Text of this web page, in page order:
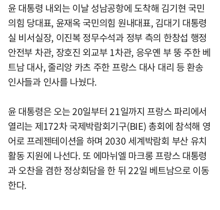
윤 대통령 내외는 이날 성남공항에 도착해 김기현 국민
의힘 당대표, 윤재옥 국민의힘 원내대표, 김대기 대통령
실 비서실장, 이진복 정무수석과 정부 측의 한창섭 행정
안전부 차관, 장호진 외교부 1차관, 응우옌 부 뚱 주한 베
트남 대사, 줄리앙 카츠 주한 프랑스 대사 대리 등 환송
인사들과 인사를 나눴다.
윤 대통령은 오는 20일부터 21일까지 프랑스 파리에서
열리는 제172차 국제박람회기구(BIE) 총회에 참석해 영
어로 프레젠테이션을 하며 2030 세계박람회 부산 유치
활동 지원에 나선다. 또 에마뉘엘 마크롱 프랑스 대통령
과 오찬을 겸한 정상회담을 한 뒤 22일 베트남으로 이동
한다.